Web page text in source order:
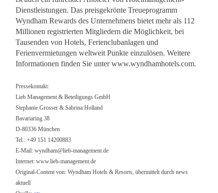
Dienstleistungen. Das preisgekrönte Treueprogramm
Wyndham Rewards des Unternehmens bietet mehr als 112
Millionen registrierten Mitgliedern die Möglichkeit, bei
Tausenden von Hotels, Ferienclubanlagen und
Ferienvermietungen weltweit Punkte einzulösen. Weitere
Informationen finden Sie unter www.wyndhamhotels.com.
Pressekontakt:
Lieb Management & Beteiligungs GmbH
Stephanie Grosser & Sabrina Holland
Bavariaring 38
D-80336 München
Tel.: +49 151 14200883
E-Mail: wyndham@lieb-management.de
Internet: www.lieb-management.de
Original-Content von: Wyndham Hotels & Resorts, übermittelt durch news
aktuell